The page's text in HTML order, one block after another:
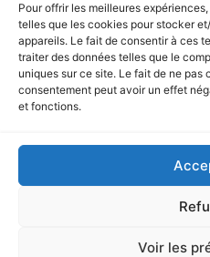
Pour offrir les meilleures
telles que les cookies pour stocker
appareils. Le fait de consentir à ces
traiter des données telles que le
uniques sur ce site. Le fait de ne pas
consentement peut avoir un effet
et fonctions.
Voir les
Nom(Nécessaire)
Prénom
Nom